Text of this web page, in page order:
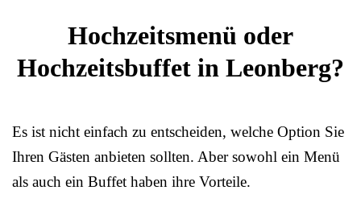
Hochzeitsmenü oder
Hochzeitsbuffet in Leonberg?
Es ist nicht einfach zu entscheiden, welche Option Sie
Ihren Gästen anbieten sollten. Aber sowohl ein Menü
als auch ein Buffet haben ihre Vorteile.